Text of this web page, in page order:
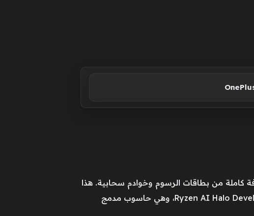
من بطاقات الرسوم وخوادم سحابية. هذا
التحول لم يعد افتراضاً بعيداً، بل واقعاً تحاول AMD ترسيخه مع إطلاق منصة Ryzen AI Halo Developer Platform، وهي حاسوب مدمج